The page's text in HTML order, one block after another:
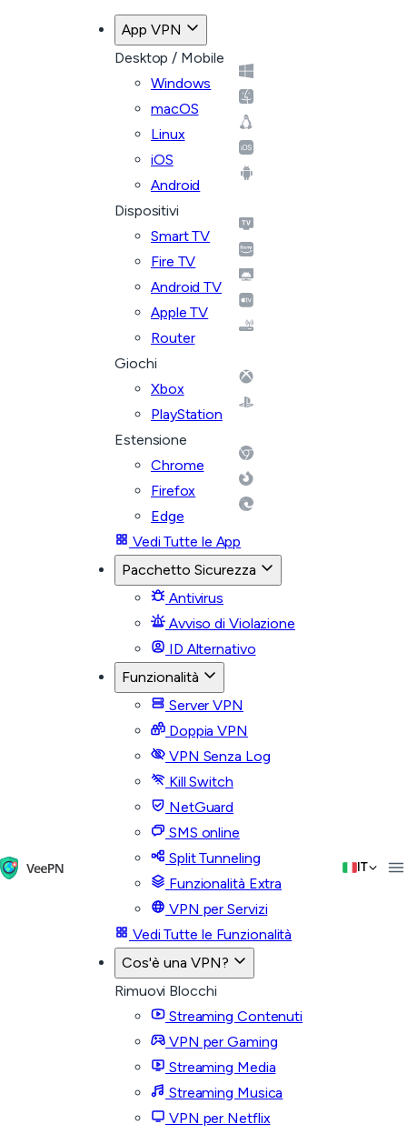
App VPN
Desktop / Mobile
Windows
macOS
Linux
iOS
Android
Dispositivi
Smart TV
Fire TV
Android TV
Apple TV
Router
Giochi
Xbox
PlayStation
Estensione
Chrome
Firefox
Edge
Vedi Tutte le App
Pacchetto Sicurezza
Antivirus
Avviso di Violazione
ID Alternativo
Funzionalità
Server VPN
Doppia VPN
VPN Senza Log
Kill Switch
NetGuard
SMS online
Split Tunneling
Funzionalità Extra
VPN per Servizi
Vedi Tutte le Funzionalità
Cos'è una VPN?
Rimuovi Blocchi
Streaming Contenuti
VPN per Gaming
Streaming Media
Streaming Musica
VPN per Netflix
IT